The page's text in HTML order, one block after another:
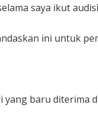
saya ikut
ini untuk
baru diterima